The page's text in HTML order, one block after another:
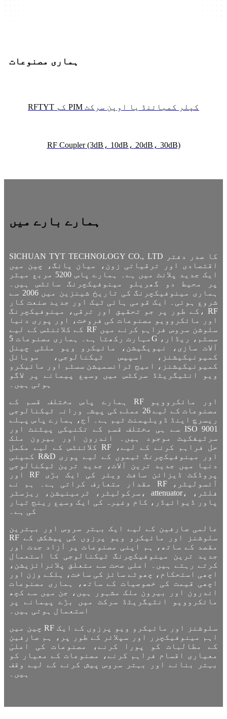
ہماری مصنوعات
RFTYT کم PIM کپلر کمبائنڈ یا اوپن سرکٹ
RF Coupler (3dB، 10dB، 20dB، 30dB)
ہمارے بارے میں
SICHUAN TYT TECHNOLOGY CO., LTD کا صدر دفتر
اقتصادی اور ترقیاتی زون، میان یانگ، چین میں
ایک جدید پلانٹ میں ہے۔ ہمارے پاس 5200 مربع میٹر
پر محیط دو گھریلو مینوفیکچرنگ سائٹس ہیں۔
ہماری مینوفیکچرنگ کی تاریخ شینزین میں 2006 سے
شروع ہوئی۔ ایک قومی ہائی ٹیک اور جدید صنعت کار
کے طور پر جو تحقیق اور ترقی، مینوفیکچرنگ، RF
اور مائکروویو مصنوعات کی فروخت، اور پوری دنیا
کے کلائنٹس کے لیے RF سلوشن سروس فراہم کرنے میں
مہارت رکھتا ہے۔ ہماری مصنوعات 5G سسٹم، ریڈار،
آلات سازی، نیویگیشن، مائیکرو ویو ملٹی چینل
کمیونیکیشنز، اسپیس ٹیکنالوجی، موبائل
کمیونیکیشنز، امیج ٹرانسمیشن سسٹم اور مائیکرو
ویو انٹیگریٹڈ سرکٹس میں وسیع پیمانے پر لاگو
ہوتی ہیں۔
ہمارے پاس مختلف قسم کے RF اور مائکروویو
مصنوعات کے لیے 26 عملے کی پیشہ ورانہ ٹیکنالوجی
ریسرچ اینڈ ڈویلپمنٹ ٹیم ہے۔ آج، ہمارے پاس پہلے
سے ہی مختلف قسم کے تکنیکی پیٹنٹ اور ISO 9001
سرٹیفکیٹ موجود ہیں۔ اندرون اور بیرون ملک
کلائنٹس کے لیے مکمل RF حل فراہم کرنے کے لیے،
کمپنی R&D اور مینوفیکچرنگ ٹیموں کے لیے پوری
دنیا میں جدید ترین آلات، جدید ترین ٹیکنالوجی
اور RF پروڈکٹ ڈیزائن سافٹ ویئر کی ایک بڑی
مقدار متعارف کراتی ہے۔ ہم نے RF آئسولیٹر،
سرکولیٹر، ٹرمینیشن، ریزسٹر، attenuator، فلٹر،
پاور ڈیوائیڈر، کام وغیرہ کی ایک وسیع رینج تیار
کی ہے۔
عالمی صارفین کے لیے ایک بہتر سروس اور بہترین
RF سلوشنز اور مائیکرو ویو پرزوں کی پیشکش کے
مقصد کے ساتھ، ہم اپنی مصنوعات پر آزاد جدت اور
جدید ترین مینوفیکچرنگ ٹیکنالوجی کا استعمال
کرتے رہتے ہیں۔ اعلی صحت سے متعلق پلانرائزیشن،
اچھی استحکام، چھوٹے سائز کی ساخت، ہلکے وزن اور
اچھی قیمت کی خصوصیات کے ساتھ، ہماری مصنوعات
اندرون اور بیرون ملک مشہور ہیں، جن میں سے کچھ
مائکروویو انٹیگریٹڈ سرکٹ میں بڑے پیمانے پر
استعمال ہوتی ہیں۔
چین میں RF سلوشنز اور مائیکرو ویو پرزوں کے ایک
اہم مینوفیکچرر اور سپلائر کے طور پر، ہم صارفین
کے مطالبات کو پورا کرنے، مصنوعات کی اعلیٰ
معیاری اقسام فراہم کرنے، مصنوعات کے معیار کو
بہتر بنانے اور بہتر سروس پیش کرنے کے لیے وقف
ہیں۔